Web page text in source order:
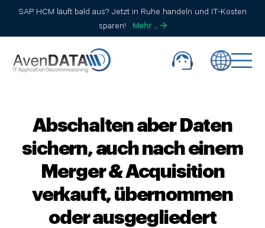
SAP HCM läuft bald aus? Jetzt in Ruhe handeln und IT-Kosten
sparen!
Mehr …
Abschalten aber Daten
sichern, auch nach einem
Merger & Acquisition
verkauft, übernommen
oder ausgegliedert